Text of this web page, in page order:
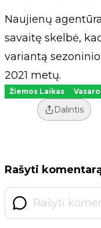
Naujienų
savaitę skelbė,
variantą
2021 metų.
Žiemos Laikas
Dalintis
Rašyti